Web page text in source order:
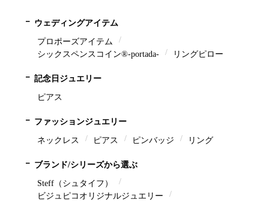
ウェディングアイテム
プロポーズアイテム
シックスペンスコイン®-portada-
リングピロー
記念日ジュエリー
ピアス
ファッションジュエリー
ネックレス ピアス ピンバッジ リング
ブランド/シリーズから選ぶ
Steff（シュタイフ）
ビジュピコオリジナルジュエリー